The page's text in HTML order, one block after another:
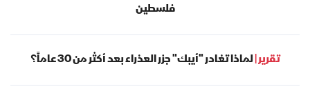
فلسطين
تقرير |لماذا تغادر "أيبك" جزر العذراء بعد أكثر من 30 عاماً؟